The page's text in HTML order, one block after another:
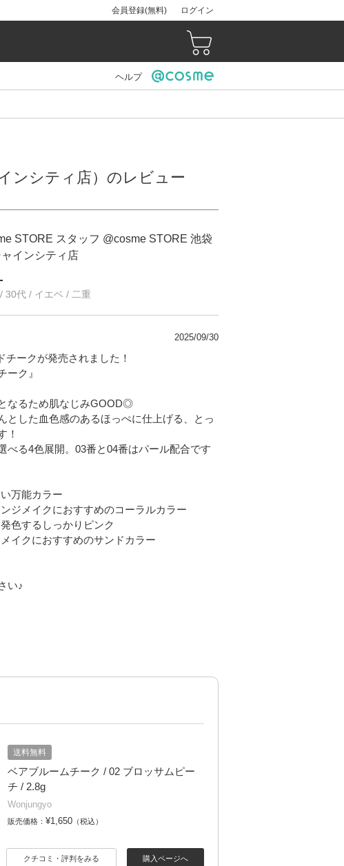
会員登録(無料) ログイン
ヘルプ
ンシティ店）のレビュー
STORE スタッフ @cosme STORE 池袋
インシティ店
30代 / イエベ / 二重
2025/09/30
チークが発売されました！
ーク』
なるため肌なじみGOOD◎
とした血色感のあるほっぺに仕上げる、とっ
！
べる4色展開。03番と04番はパール配合です
万能カラー
ジメイクにおすすめのコーラルカラー
色するしっかりピンク
イクにおすすめのサンドカラー
い♪
送料無料
ベアブルームチーク / 02 ブロッサムピー
チ / 2.8g
Wonjungyo
販売価格： ¥1,650 （税込）
購入ページへ
クチコミ・評判をみる